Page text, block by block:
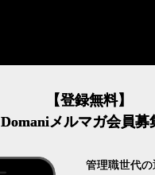
【登録無料】
Domaniメルマガ会員募
管理職世代